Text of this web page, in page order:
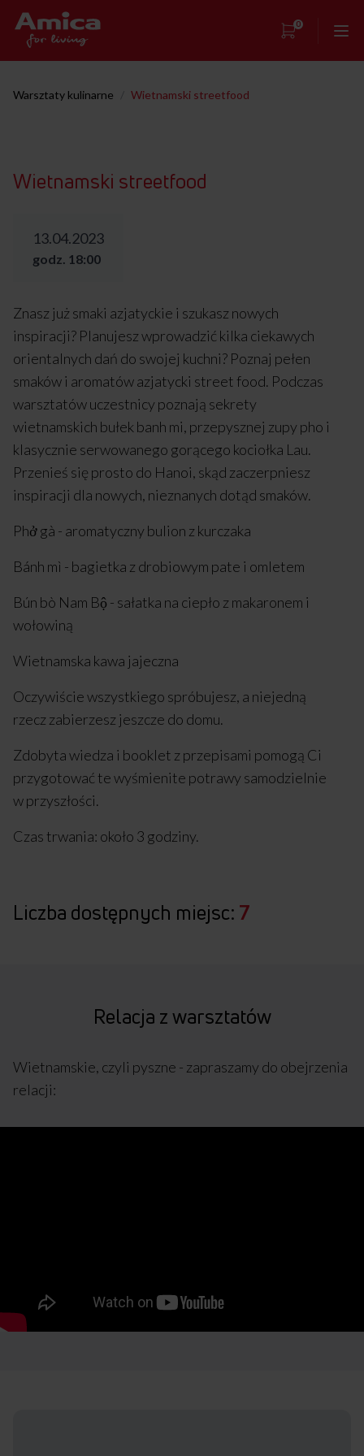
0
Strona główna
Przepisy
Warsztaty kulinarne Wietnamski streetfood
Wietnamski streetfood
13.04.2023
godz. 18:00
Znasz już smaki azjatyckie i szukasz nowych
inspiracji? Planujesz wprowadzić kilka ciekawych
orientalnych dań do swojej kuchni? Poznaj pełen
smaków i aromatów azjatycki street food. Podczas
warsztatów uczestnicy poznają sekrety
wietnamskich bułek banh mi, przepysznej zupy pho i
klasycznie serwowanego gorącego kociołka Lau.
Przenieś się prosto do Hanoi, skąd zaczerpniesz
inspiracji dla nowych, nieznanych dotąd smaków.
Phở gà - aromatyczny bulion z kurczaka
Bánh mì - bagietka z drobiowym pate i omletem
Bún bò Nam Bộ - sałatka na ciepło z makaronem i
wołowiną
Wietnamska kawa jajeczna
Oczywiście wszystkiego spróbujesz, a niejedną
rzecz zabierzesz jeszcze do domu.
Zdobyta wiedza i booklet z przepisami pomogą Ci
przygotować te wyśmienite potrawy samodzielnie
w przyszłości.
Czas trwania: około 3 godziny.
Liczba dostępnych miejsc: 7
Relacja z warsztatów
Wietnamskie, czyli pyszne - zapraszamy do obejrzenia
relacji: